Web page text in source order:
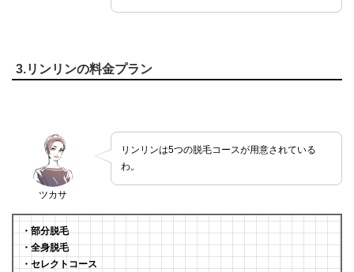
3.リンリンの料金プラン
ツカサ
リンリンは5つの脱毛コースが用意されている
わ。
・部分脱毛
・全身脱毛
・セレクトコース